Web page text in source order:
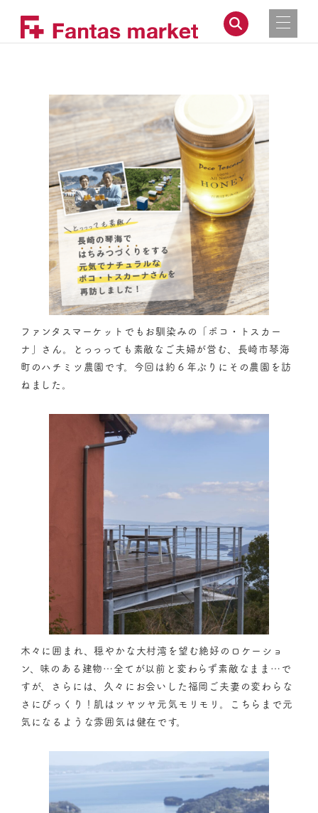
ファンタスマーケットでもお馴染みの「ポコ・トスカー
ナ」さん。とっっっても素敵なご夫婦が営む、長崎市琴海
町のハチミツ農園です。今回は約６年ぶりにその農園を訪
ねました。
木々に囲まれ、穏やかな大村湾を望む絶好のロケーショ
ン、味のある建物…全てが以前と変わらず素敵なまま…で
すが、さらには、久々にお会いした福岡ご夫妻の変わらな
さにびっくり！肌はツヤツヤ元気モリモリ。こちらまで元
気になるような雰囲気は健在です。